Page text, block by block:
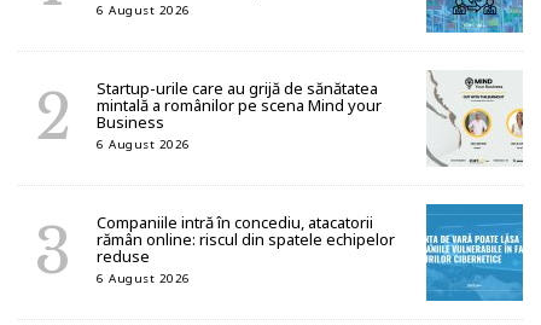
6 August 2026
Startup-urile care au grijă de sănătatea
mintală a românilor pe scena Mind your
Business
6 August 2026
Companiile intră în concediu, atacatorii
rămân online: riscul din spatele echipelor
reduse
6 August 2026